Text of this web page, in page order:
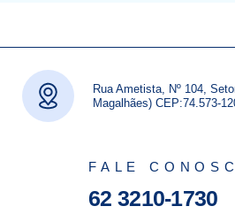
Rua Ametista, Nº 104,
Magalhães) CEP:74.573-
FALE
62 3210-1730